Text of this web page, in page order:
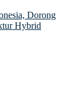
Dorong
Hybrid